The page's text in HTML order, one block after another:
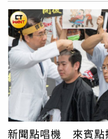
新聞點唱機 來賓點